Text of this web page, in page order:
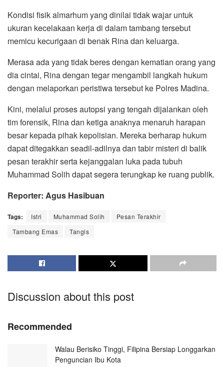
Kondisi fisik almarhum yang dinilai tidak wajar untuk
ukuran kecelakaan kerja di dalam tambang tersebut
memicu kecurigaan di benak Rina dan keluarga.
Merasa ada yang tidak beres dengan kematian orang yang
dia cintai, Rina dengan tegar mengambil langkah hukum
dengan melaporkan peristiwa tersebut ke Polres Madina.
Kini, melalui proses autopsi yang tengah dijalankan oleh
tim forensik, Rina dan ketiga anaknya menaruh harapan
besar kepada pihak kepolisian. Mereka berharap hukum
dapat ditegakkan seadil-adilnya dan tabir misteri di balik
pesan terakhir serta kejanggalan luka pada tubuh
Muhammad Solih dapat segera terungkap ke ruang publik.
Reporter: Agus Hasibuan
Tags: Istri Muhammad Solih
Pesan Terakhir
Tambang Emas
Tangis
Discussion about this post
Recommended
Walau Berisiko Tinggi, Filipina Bersiap Longgarkan
Penguncian Ibu Kota